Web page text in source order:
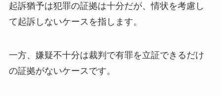
起訴猶予は犯罪の証拠は十分だが、情状を考慮し
て起訴しないケースを指します。
一方、嫌疑不十分は裁判で有罪を立証できるだけ
の証拠がないケースです。